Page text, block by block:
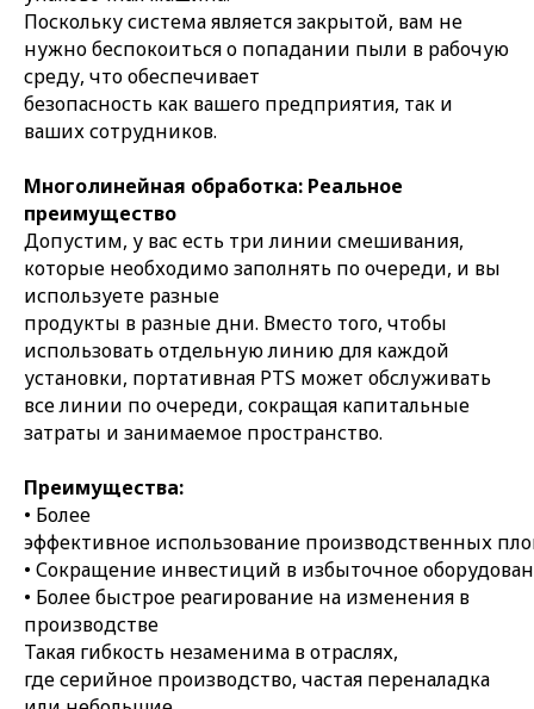
Поскольку система является закрытой, вам не
нужно беспокоиться о попадании пыли в рабочую
среду, что обеспечивает
безопасность как вашего предприятия, так и
ваших сотрудников.
Многолинейная обработка: Реальное
преимущество
Допустим, у вас есть три линии смешивания,
которые необходимо заполнять по очереди, и вы
используете разные
продукты в разные дни. Вместо того, чтобы
использовать отдельную линию для каждой
установки, портативная PTS может обслуживать
все линии по очереди, сокращая капитальные
затраты и занимаемое пространство.
Преимущества:
• Более
эффективное использование производственных
• Сокращение инвестиций в избыточное
• Более быстрое реагирование на изменения в
производстве
Такая гибкость незаменима в отраслях,
где серийное производство, частая переналадка